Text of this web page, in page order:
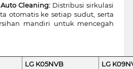
Cleaning: Distribusi sirkulasi
otomatis ke setiap sudut, serta
mandiri untuk mencegah
LG K05NVB
LG